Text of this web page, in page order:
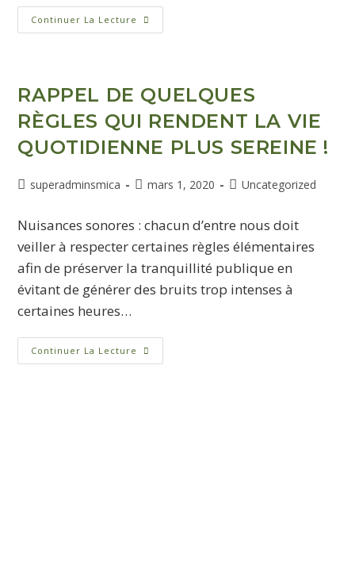
Continuer La Lecture
RAPPEL DE QUELQUES
RÈGLES QUI RENDENT LA VIE
QUOTIDIENNE PLUS SEREINE !
superadminsmica mars 1, 2020 Uncategorized
Nuisances sonores : chacun d’entre nous doit
veiller à respecter certaines règles élémentaires
afin de préserver la tranquillité publique en
évitant de générer des bruits trop intenses à
certaines heures…
Continuer La Lecture